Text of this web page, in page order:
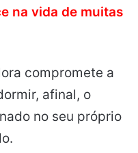
na vida de muitas
compromete a
afinal, o
no seu próprio